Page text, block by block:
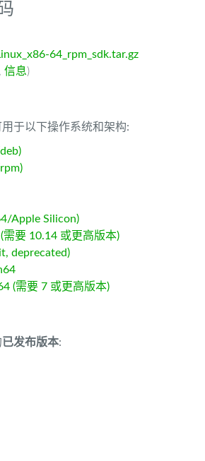
64_rpm_sdk.tar.gz
信息)
于以下操作系统和架构:
Apple Silicon)
需要 10.14 或更高版本)
deprecated)
(需要 7 或更高版本)
已发布版本: